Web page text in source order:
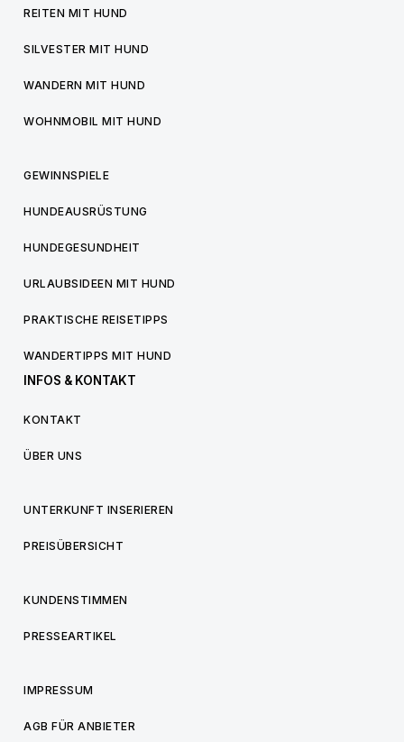
REITEN MIT HUND
SILVESTER MIT HUND
WANDERN MIT HUND
WOHNMOBIL MIT HUND
GEWINNSPIELE
HUNDEAUSRÜSTUNG
HUNDEGESUNDHEIT
URLAUBSIDEEN MIT HUND
PRAKTISCHE REISETIPPS
WANDERTIPPS MIT HUND
INFOS & KONTAKT
KONTAKT
ÜBER UNS
UNTERKUNFT INSERIEREN
PREISÜBERSICHT
KUNDENSTIMMEN
PRESSEARTIKEL
IMPRESSUM
AGB FÜR ANBIETER